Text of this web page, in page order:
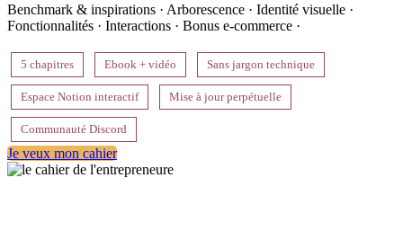
Benchmark & inspirations · Arborescence · Identité visuelle ·
Fonctionnalités · Interactions · Bonus e-commerce ·
5 chapitres Ebook + vidéo Sans jargon technique
Espace Notion interactif Mise à jour perpétuelle
Communauté Discord
Je veux mon cahier